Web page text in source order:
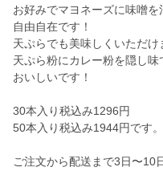
お好みでマヨネーズに味噌
自由自在です！
天ぷらでも美味しくいただけ
天ぷら粉にカレー粉を隠し
おいしいです！
30本入り税込み1296円
50本入り税込み1944円です。
ご注文から配送まで3日〜10